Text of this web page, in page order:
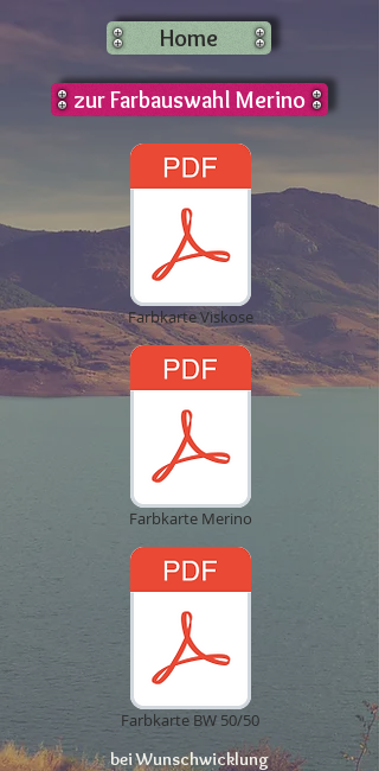
Home
zur Farbauswahl Merino
Farbkarte Viskose
Farbkarte Merino
Farbkarte BW 50/50
bei Wunschwicklung